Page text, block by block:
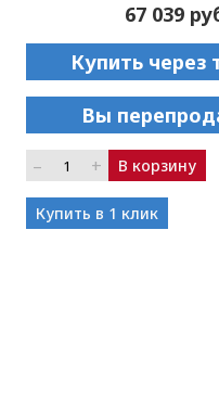
67 039
Купить через
Вы
– + В корзину
Купить в 1 клик